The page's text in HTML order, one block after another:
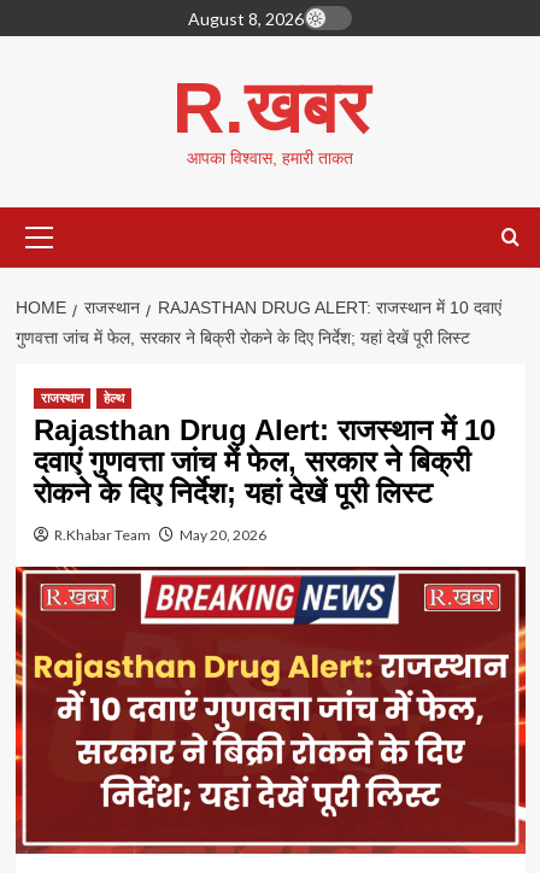
to
August 8, 2026
R.खबर
आपका विश्वास, हमारी ताकत
Menu
HOME राजस्थान
RAJASTHAN DRUG ALERT: राजस्थान में 10 दवाएं
गुणवत्ता जांच में फेल, सरकार ने बिक्री रोकने के दिए निर्देश; यहां देखें पूरी लिस्ट
राजस्थान हेल्थ
Rajasthan Drug Alert: राजस्थान में 10
दवाएं गुणवत्ता जांच में फेल, सरकार ने बिक्री
रोकने के दिए निर्देश; यहां देखें पूरी लिस्ट
R.Khabar Team May 20, 2026